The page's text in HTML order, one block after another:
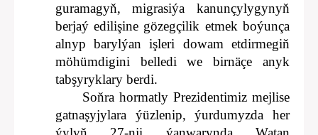
guramagyň, migrasiýa kanunçylygynyň
berjaý edilişine gözegçilik etmek boýunça
alnyp barylýan işleri dowam etdirmegiň
möhümdigini belledi we birnäçe anyk
tabşyryklary berdi.
Soňra hormatly Prezidentimiz mejlise
gatnaşyjylara ýüzlenip, ýurdumyzda her